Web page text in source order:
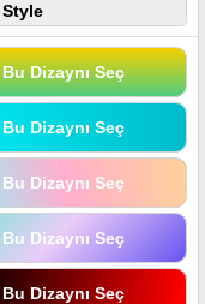
Bu Dizaynı Seç
Bu Dizaynı Seç
Bu Dizaynı Seç
Bu Dizaynı Seç
Bu Dizaynı Seç